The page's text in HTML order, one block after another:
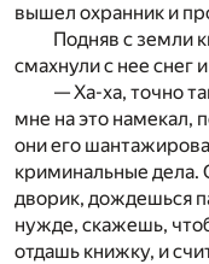
вышел охранник и
Подняв с земли
смахнули с нее снег
— Ха-ха, точно
мне на это намекал,
они его
криминальные дела.
дворик, дождешься
нужде, скажешь,
отдашь книжку, и